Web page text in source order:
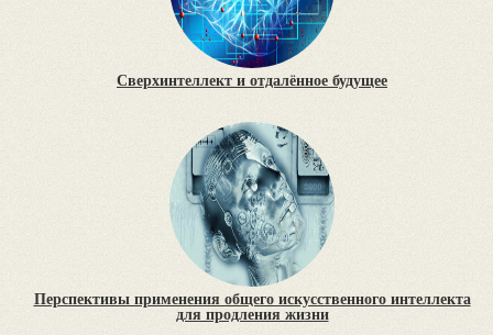
Сверхинтеллект и отдалённое будущее
Перспективы применения общего искусственного интеллекта
для продления жизни